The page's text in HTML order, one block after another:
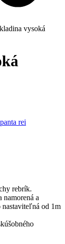
vysoká
rei
rebrík.
namorená a
od 1m